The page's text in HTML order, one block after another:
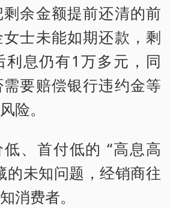
余金额提前还清的前
士未能如期还款，剩
利息仍有1万多元，同
要赔偿银行违约金等
险。
、首付低的 “高息高
的未知问题，经销商往
消费者。